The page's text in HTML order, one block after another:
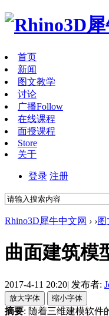
首页
新闻
图文教学
讨论
广播Follow
在线课程
面授课程
Store
关于
登录 注册
Rhino3D犀牛中文网 › ›
曲面建筑模
2017-4-11 20:20| 发布者:
摘要: 随着三维建模软件